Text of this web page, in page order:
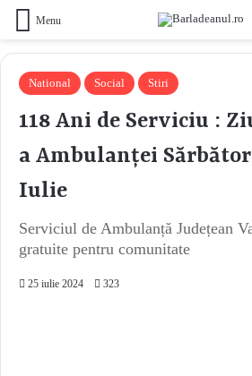
Menu
National Social Stiri
118 Ani de Serviciu :
a Ambulanței
Iulie
Serviciul de Ambulanță Județean
gratuite pentru comunitate
25 iulie 2024 323